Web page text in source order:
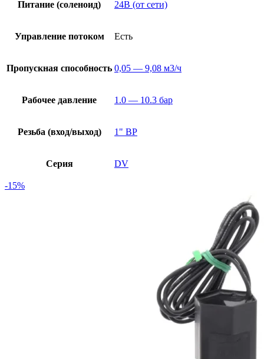
Питание (соленоид) 24В (от сети)
Управление потоком Есть
Пропускная способность 0,05 — 9,08 м3/ч
Рабочее давление 1.0 — 10.3 бар
Резьба (вход/выход) 1" ВР
Серия DV
-15%